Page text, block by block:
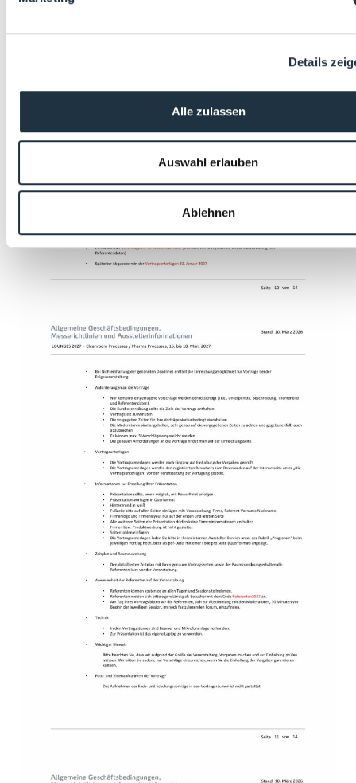
Details
Alle zulassen
Auswahl erlauben
Ablehnen